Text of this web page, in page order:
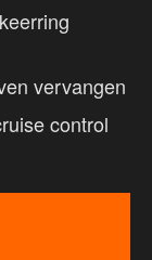
vervangen
control